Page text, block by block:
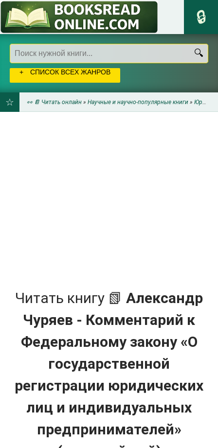
СПИСОК ВСЕХ ЖАНРОВ
👀 📔 Читать онлайн » Научные и научно-популярные книги » Юриспруденция
Читать книгу 📗 Александр
Чуряев - Комментарий к
Федеральному закону «О
государственной
регистрации юридических
лиц и индивидуальных
предпринимателей»